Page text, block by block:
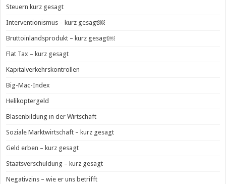
Steuern kurz gesagt
Interventionismus – kurz gesagt￼
Bruttoinlandsprodukt – kurz gesagt￼
Flat Tax – kurz gesagt
Kapitalverkehrskontrollen
Big-Mac-Index
Helikoptergeld
Blasenbildung in der Wirtschaft
Soziale Marktwirtschaft – kurz gesagt
Geld erben – kurz gesagt
Staatsverschuldung – kurz gesagt
Negativzins – wie er uns betrifft